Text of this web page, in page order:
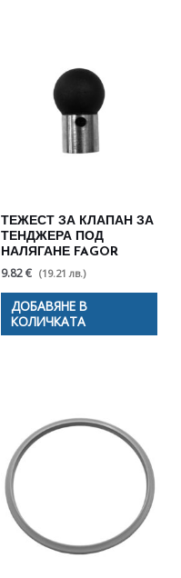
ТЕЖЕСТ ЗА КЛАПАН ЗА
ТЕНДЖЕРА ПОД
НАЛЯГАНЕ FAGOR
9.82 € (19.21 лв.)
ДОБАВЯНЕ В
КОЛИЧКАТА